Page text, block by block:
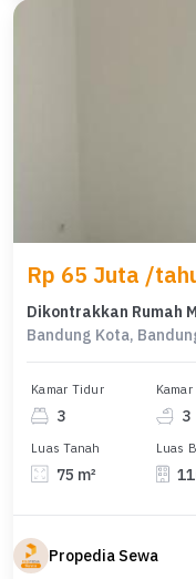
Rp 65 Juta /
Bandung Kota,
Kamar Tidur
3 3
Luas Tanah
75 m²
Luas
Propedia Sewa